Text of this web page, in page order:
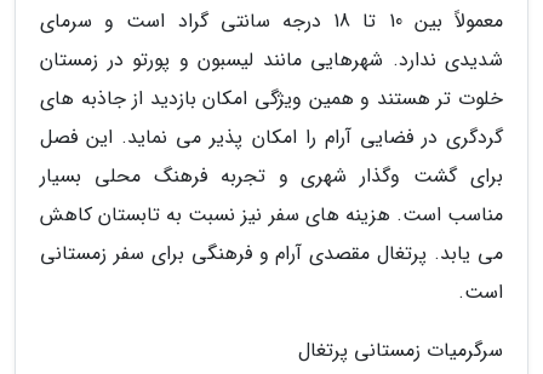
معمولاً بین 10 تا 18 درجه سانتی گراد است و سرمای
شدیدی ندارد. شهرهایی مانند لیسبون و پورتو در زمستان
خلوت تر هستند و همین ویژگی امکان بازدید از جاذبه های
گردگری در فضایی آرام را امکان پذیر می نماید. این فصل
برای گشت وگذار شهری و تجربه فرهنگ محلی بسیار
مناسب است. هزینه های سفر نیز نسبت به تابستان کاهش
می یابد. پرتغال مقصدی آرام و فرهنگی برای سفر زمستانی
است.
سرگرمیات زمستانی پرتغال